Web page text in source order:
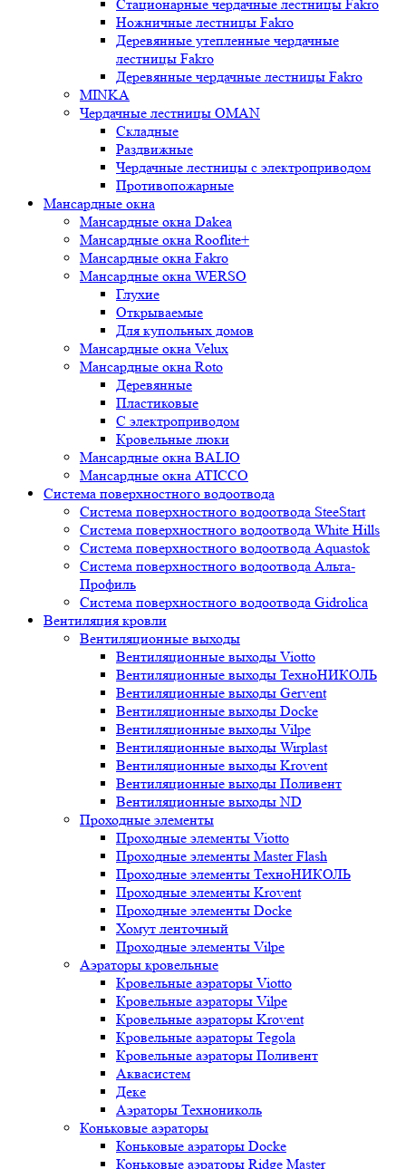
Стационарные чердачные лестницы Fakro
Ножничные лестницы Fakro
Деревянные утепленные чердачные
лестницы Fakro
Деревянные чердачные лестницы Fakro
MINKA
Чердачные лестницы OMAN
Складные
Раздвижные
Чердачные лестницы с электроприводом
Противопожарные
Мансардные окна
Мансардные окна Dakea
Мансардные окна Rooflite+
Мансардные окна Fakro
Мансардные окна WERSO
Глухие
Открываемые
Для купольных домов
Мансардные окна Velux
Мансардные окна Roto
Деревянные
Пластиковые
С электроприводом
Кровельные люки
Мансардные окна BALIO
Мансардные окна ATICCO
Система поверхностного водоотвода
Система поверхностного водоотвода SteeStart
Система поверхностного водоотвода White Hills
Система поверхностного водоотвода Aquastok
Система поверхностного водоотвода Альта-
Профиль
Система поверхностного водоотвода Gidrolica
Вентиляция кровли
Вентиляционные выходы
Вентиляционные выходы Viotto
Вентиляционные выходы ТехноНИКОЛЬ
Вентиляционные выходы Gervent
Вентиляционные выходы Docke
Вентиляционные выходы Vilpe
Вентиляционные выходы Wirplast
Вентиляционные выходы Krovent
Вентиляционные выходы Поливент
Вентиляционные выходы ND
Проходные элементы
Проходные элементы Viotto
Проходные элементы Master Flash
Проходные элементы ТехноНИКОЛЬ
Проходные элементы Krovent
Проходные элементы Docke
Хомут ленточный
Проходные элементы Vilpe
Аэраторы кровельные
Кровельные аэраторы Viotto
Кровельные аэраторы Vilpe
Кровельные аэраторы Krovent
Кровельные аэраторы Tegola
Кровельные аэраторы Поливент
Аквасистем
Деке
Аэраторы Технониколь
Коньковые аэраторы
Коньковые аэраторы Docke
Коньковые аэраторы Ridge Master